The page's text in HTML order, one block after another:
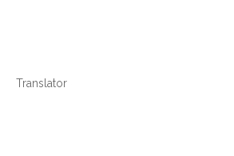
Translator